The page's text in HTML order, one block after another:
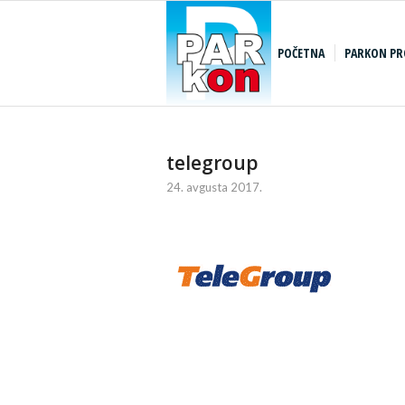
POČETNA PARKON
telegroup
24. avgusta 2017.